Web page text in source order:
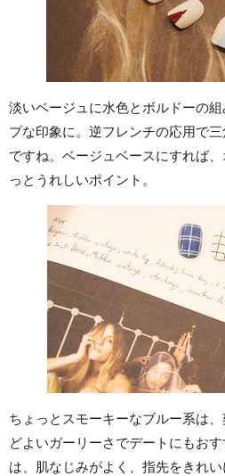
淡いベージュに水色とボルドーの
プな印象に。逆フレンチの応用で
ですね。ベージュベースにすれば
っとうれしいポイント。
ちょっとスモーキーなブルー系は
どよいガーリーさでデートにもお
は、肌なじみがよく、指先をきれ